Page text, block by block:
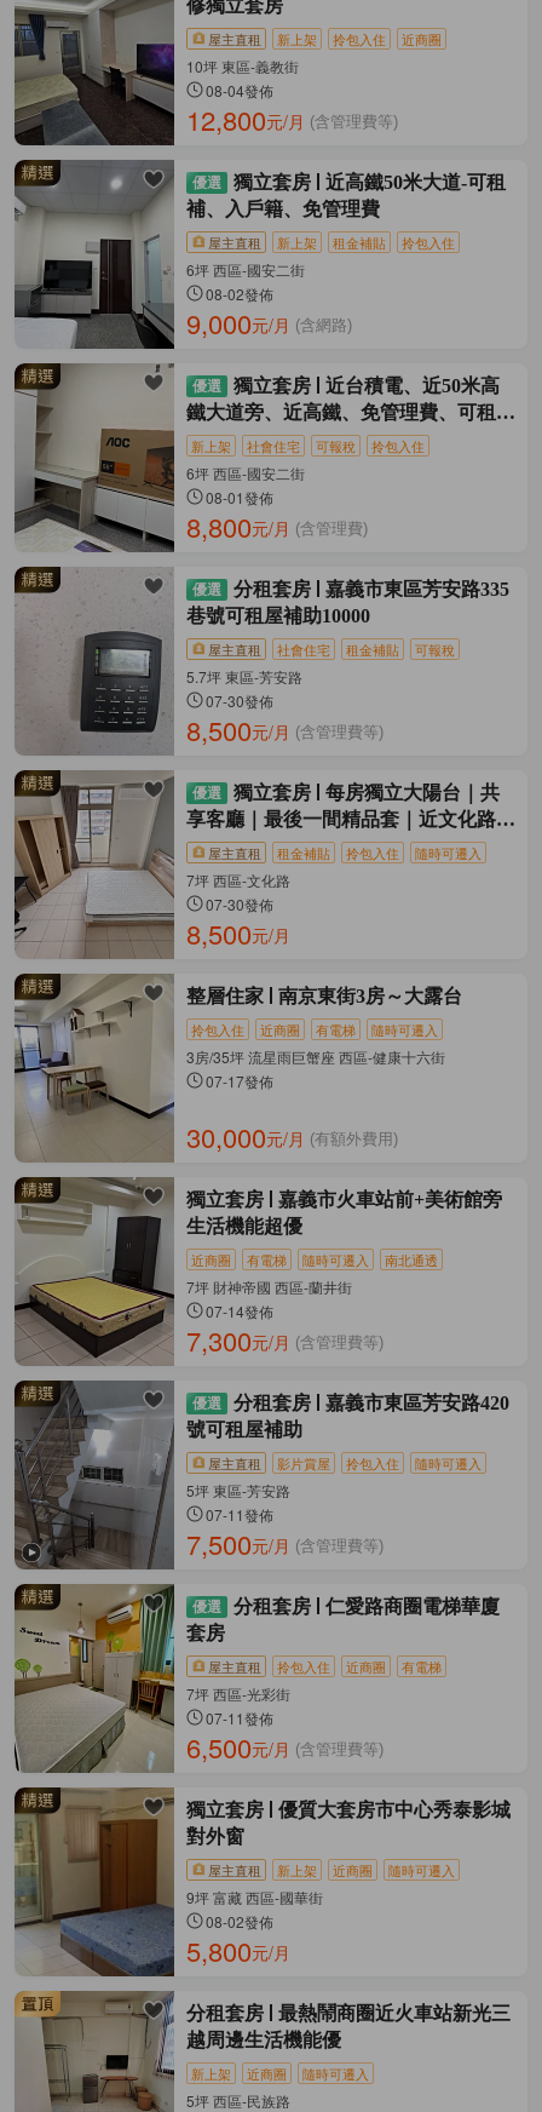
修獨立套房
屋主直租 新上架 拎包入住 近商圈
10坪 東區-義教街
08-04發佈
12,800元/月 (含管理費等)
獨立套房
近高鐵50米大道-可租
補、入戶籍、免管理費
屋主直租 新上架 租金補貼 拎包入住
6坪 西區-國安二街
08-02發佈
9,000元/月 (含網路)
獨立套房
近台積電、近50米高
鐵大道旁、近高鐵、免管理費、可租補
可入戶
新上架 社會住宅 可報稅 拎包入住
6坪 西區-國安二街
08-01發佈
8,800元/月 (含管理費)
分租套房
嘉義市東區芳安路335
巷號可租屋補助10000
屋主直租 社會住宅 租金補貼 可報稅
5.7坪 東區-芳安路
07-30發佈
8,500元/月 (含管理費等)
獨立套房
每房獨立大陽台｜共
享客廳｜最後一間精品套｜近文化路生
活圈屋主直租 租金補貼 拎包入住 隨時可遷入
7坪 西區-文化路
07-30發佈
8,500元/月
整層住家 南京東街3房～大露台
拎包入住 近商圈 有電梯 隨時可遷入
3房/35坪 流星雨巨蟹座 西區-健康十六街
07-17發佈
30,000元/月 (有額外費用)
獨立套房
嘉義市火車站前+美術館旁
生活機能超優
近商圈 有電梯 隨時可遷入 南北通透
7坪 財神帝國 西區-蘭井街
07-14發佈
7,300元/月 (含管理費等)
分租套房
嘉義市東區芳安路420
號可租屋補助
屋主直租 影片賞屋 拎包入住 隨時可遷入
5坪 東區-芳安路
07-11發佈
7,500元/月 (含管理費等)
分租套房
仁愛路商圈電梯華廈
套房
屋主直租 拎包入住 近商圈 有電梯
7坪 西區-光彩街
07-11發佈
6,500元/月 (含管理費等)
獨立套房
優質大套房市中心秀泰影城
對外窗
屋主直租 新上架 近商圈 隨時可遷入
9坪 富藏 西區-國華街
08-02發佈
5,800元/月
分租套房
最熱鬧商圈近火車站新光三
越周邊生活機能優
新上架 近商圈 隨時可遷入
5坪 西區-民族路